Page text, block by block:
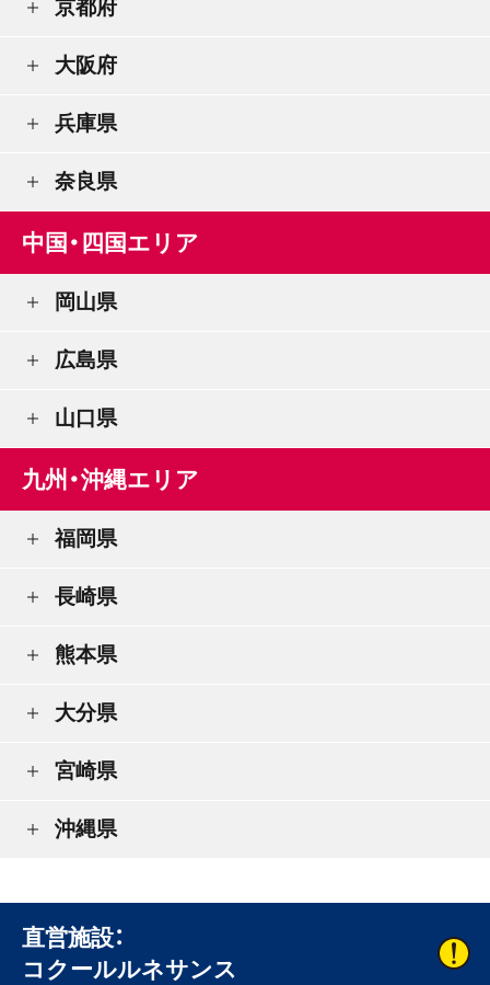
京都府
大阪府
兵庫県
奈良県
中国・四国エリア
岡山県
広島県
山口県
九州・沖縄エリア
福岡県
長崎県
熊本県
大分県
宮崎県
沖縄県
直営施設：
コクールルネサンス